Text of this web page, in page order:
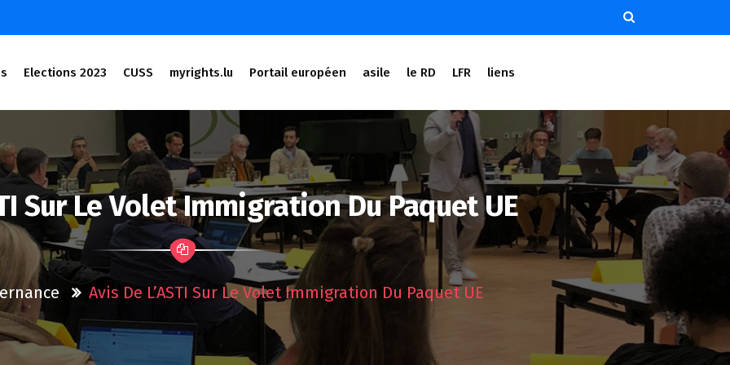
Elections 2023 CUSS myrights.lu Portail européen asile le RD LFR liens
Sur Le Volet Immigration Du Paquet UE
Avis De L’ASTI Sur Le Volet Immigration Du Paquet UE